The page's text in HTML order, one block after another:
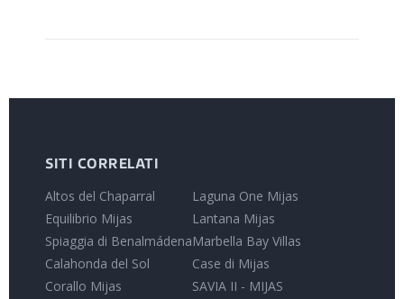
SITI CORRELATI
Altos del Chaparral
Equilibrio Mijas
Spiaggia di Benalmádena
Calahonda del Sol
Corallo Mijas
Laguna One Mijas
Lantana Mijas
Marbella Bay Villas
Case di Mijas
SAVIA II - MIJAS